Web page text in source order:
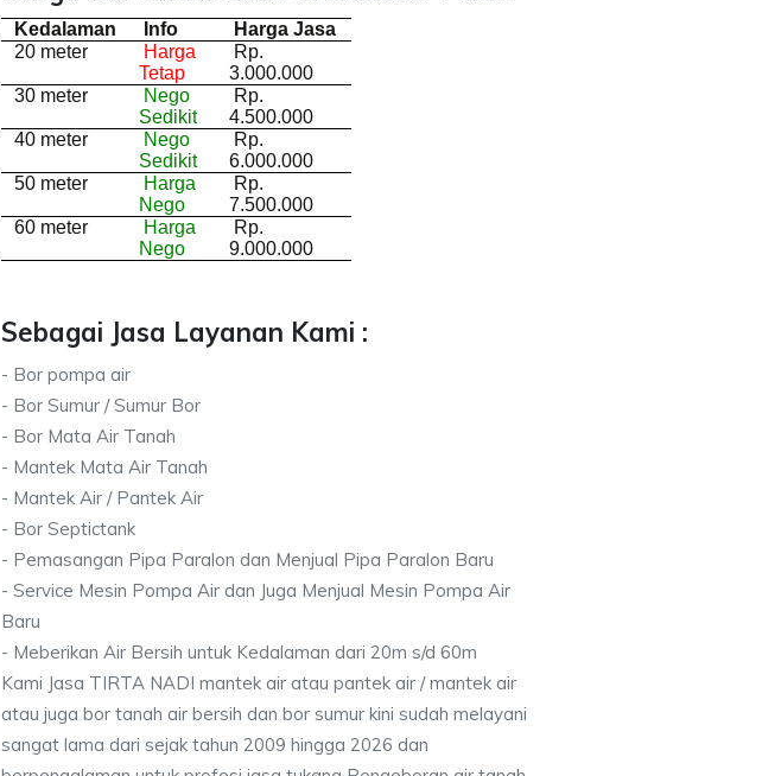
Kedalaman Info
Harga Jasa
20 meter
Harga
Tetap
Rp.
3.000.000
30 meter
Nego
Sedikit
Rp.
4.500.000
40 meter
Nego
Sedikit
Rp.
6.000.000
50 meter
Harga
Nego
Rp.
7.500.000
60 meter
Harga
Nego
Rp.
9.000.000
Sebagai Jasa Layanan Kami :
- Bor pompa air
- Bor Sumur / Sumur Bor
- Bor Mata Air Tanah
- Mantek Mata Air Tanah
- Mantek Air / Pantek Air
- Bor Septictank
- Pemasangan Pipa Paralon dan Menjual Pipa Paralon Baru
- Service Mesin Pompa Air dan Juga Menjual Mesin Pompa Air
Baru
- Meberikan Air Bersih untuk Kedalaman dari 20m s/d 60m
Kami Jasa TIRTA NADI mantek air atau pantek air / mantek air
atau juga bor tanah air bersih dan bor sumur kini sudah melayani
sangat lama dari sejak tahun 2009 hingga 2026 dan